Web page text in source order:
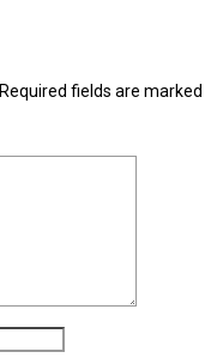
Required fields are marked